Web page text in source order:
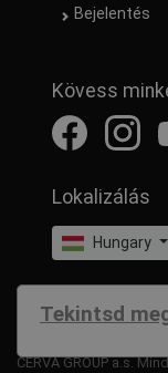
Tekintsd
Bejelentés
Kövess
Lokalizálás
Hungary
CERVA GROUP a.s.